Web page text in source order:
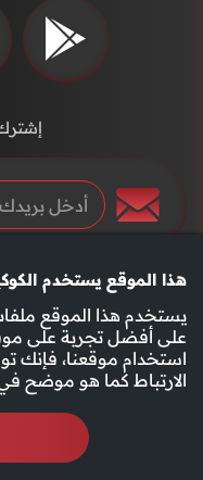
هذا الموقع يستخدم
يستخدم هذا الموقع
على أفضل تجربة على
استخدام موقعنا، فإنك
الارتباط كما هو موضح
إشترك
سياسة